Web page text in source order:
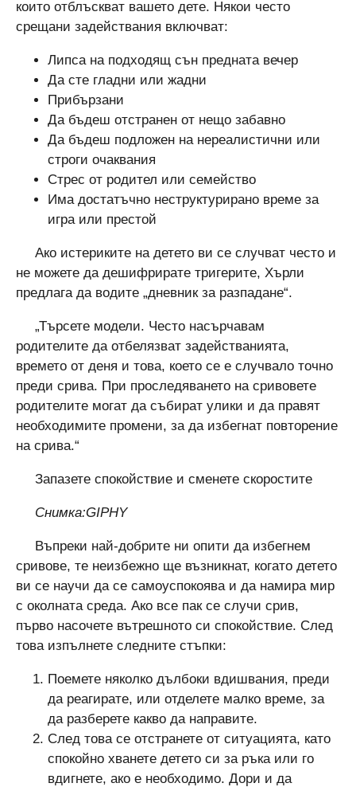
които отблъскват вашето дете. Някои често
срещани задействания включват:
Липса на подходящ сън предната вечер
Да сте гладни или жадни
Прибързани
Да бъдеш отстранен от нещо забавно
Да бъдеш подложен на нереалистични или
строги очаквания
Стрес от родител или семейство
Има достатъчно неструктурирано време за
игра или престой
Ако истериките на детето ви се случват често и
не можете да дешифрирате тригерите, Хърли
предлага да водите „дневник за разпадане“.
„Търсете модели. Често насърчавам
родителите да отбелязват задействанията,
времето от деня и това, което се е случвало точно
преди срива. При проследяването на сривовете
родителите могат да събират улики и да правят
необходимите промени, за да избегнат повторение
на срива.“
Запазете спокойствие и сменете скоростите
Снимка:GIPHY
Въпреки най-добрите ни опити да избегнем
сривове, те неизбежно ще възникнат, когато детето
ви се научи да се самоуспокоява и да намира мир
с околната среда. Ако все пак се случи срив,
първо насочете вътрешното си спокойствие. След
това изпълнете следните стъпки:
Поемете няколко дълбоки вдишвания, преди
да реагирате, или отделете малко време, за
да разберете какво да направите.
След това се отстранете от ситуацията, като
спокойно хванете детето си за ръка или го
вдигнете, ако е необходимо. Дори и да